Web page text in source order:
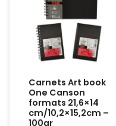
Carnets Art book
One Canson
formats 21,6×14
cm/10,2×15,2cm –
100gr